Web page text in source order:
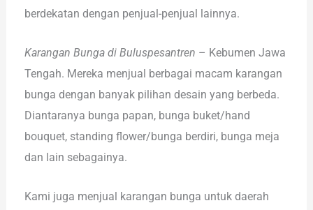
berdekatan dengan penjual-penjual lainnya.
Karangan Bunga di Buluspesantren – Kebumen Jawa
Tengah. Mereka menjual berbagai macam karangan
bunga dengan banyak pilihan desain yang berbeda.
Diantaranya bunga papan, bunga buket/hand
bouquet, standing flower/bunga berdiri, bunga meja
dan lain sebagainya.
Kami juga menjual karangan bunga untuk daerah